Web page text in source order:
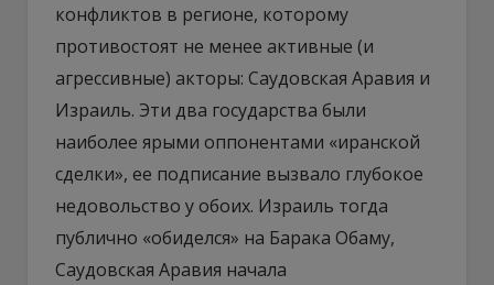
конфликтов в регионе, которому
противостоят не менее активные (и
агрессивные) акторы: Саудовская Аравия и
Израиль. Эти два государства были
наиболее ярыми оппонентами «иранской
сделки», ее подписание вызвало глубокое
недовольство у обоих. Израиль тогда
публично «обиделся» на Барака Обаму,
Саудовская Аравия начала